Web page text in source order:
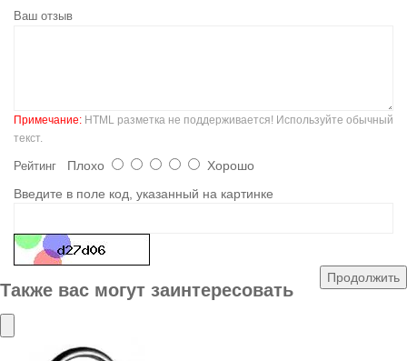
Ваш отзыв
Примечание: HTML разметка не поддерживается! Используйте обычный
текст.
Рейтинг Плохо
Хорошо
Введите в поле код, указанный на картинке
Продолжить
Также вас могут заинтересовать